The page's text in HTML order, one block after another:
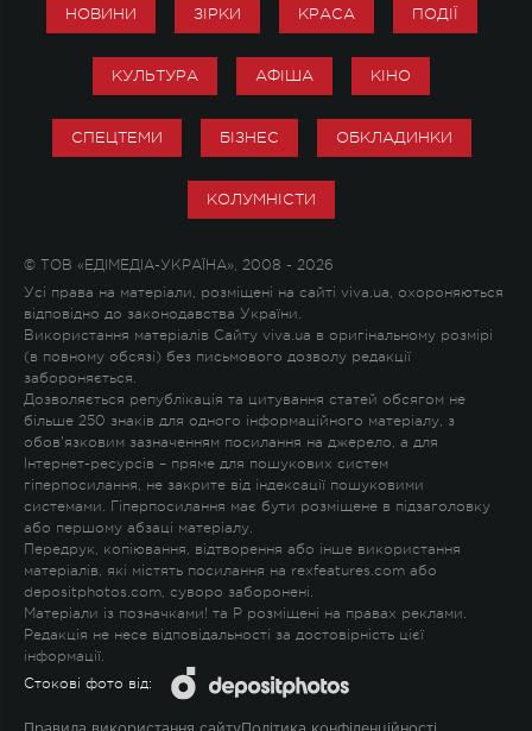
НОВИНИ ЗІРКИ КРАСА ПОДІЇ
КУЛЬТУРА АФІША КІНО
СПЕЦТЕМИ БІЗНЕС ОБКЛАДИНКИ
КОЛУМНІСТИ
© ТОВ «ЕДІМЕДІА-УКРАЇНА», 2008 - 2026
Усі права на матеріали, розміщені на сайті viva.ua, охороняються
відповідно до законодавства України.
Використання матеріалів Сайту viva.ua в оригінальному розмірі
(в повному обсязі) без письмового дозволу редакції
забороняється.
Дозволяється републікація та цитування статей обсягом не
більше 250 знаків для одного інформаційного матеріалу, з
обов'язковим зазначенням посилання на джерело, а для
Інтернет-ресурсів – пряме для пошукових систем
гіперпосилання, не закрите від індексації пошуковими
системами. Гіперпосилання має бути розміщене в підзаголовку
або першому абзаці матеріалу.
Передрук, копіювання, відтворення або інше використання
матеріалів, які містять посилання на rexfeatures.com або
depositphotos.com, суворо заборонені.
Матеріали із позначками! та P розміщені на правах реклами.
Редакція не несе відповідальності за достовірність цієї
інформації.
Стокові фото від: